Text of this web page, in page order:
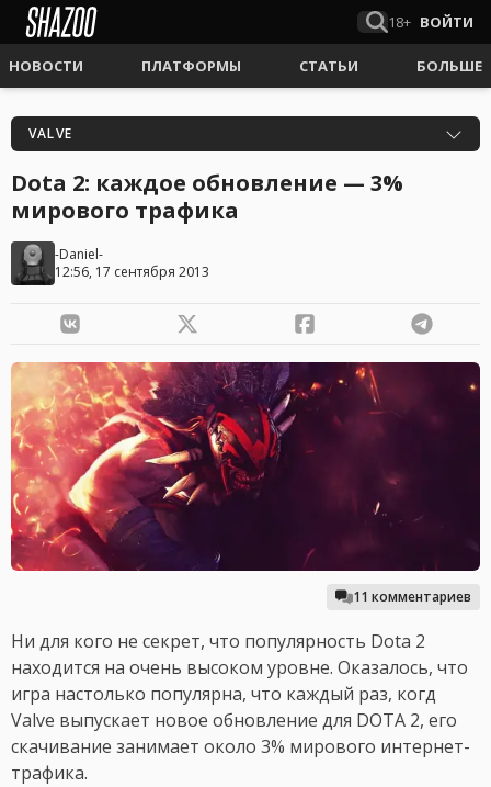
18+ ВОЙТИ
НОВОСТИ ПЛАТФОРМЫ СТАТЬИ БОЛЬШЕ
VALVE
Dota 2: каждое обновление — 3%
мирового трафика
-Daniel-
12:56, 17 сентября 2013
11 комментариев
Ни для кого не секрет, что популярность Dota 2
находится на очень высоком уровне. Оказалось, что
игра настолько популярна, что каждый раз, когд
Valve выпускает новое обновление для DOTA 2, его
скачивание занимает около 3% мирового интернет-
трафика.